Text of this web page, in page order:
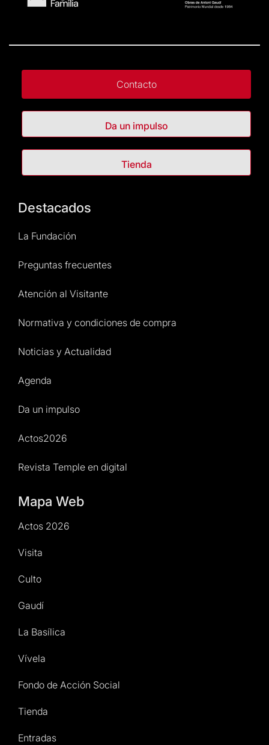
Contacto
Da un impulso
Tienda
Destacados
La Fundación
Preguntas frecuentes
Atención al Visitante
Normativa y condiciones de compra
Noticias y Actualidad
Agenda
Da un impulso
Actos2026
Revista Temple en digital
Mapa Web
Actos 2026
Visita
Culto
Gaudí
La Basílica
Vívela
Fondo de Acción Social
Tienda
Entradas